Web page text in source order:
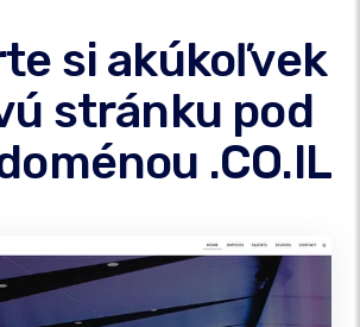
si akúkoľvek
stránku pod
.CO.IL